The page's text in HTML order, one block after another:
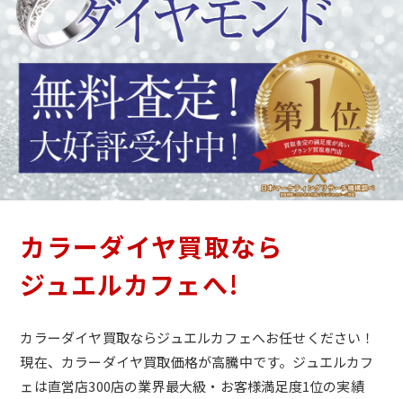
カラーダイヤ買取なら
ジュエルカフェへ!
カラーダイヤ買取ならジュエルカフェへお任せください！
現在、カラーダイヤ買取価格が高騰中です。ジュエルカフ
ェは直営店300店の業界最大級・お客様満足度1位の実績